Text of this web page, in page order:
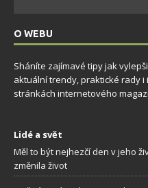
O WEBU
Sháníte zajímavé tipy jak
aktuální trendy, praktické rady
stránkách internetového
Lidé a svět
Měl to být nejhezčí den v jeho
změnila život